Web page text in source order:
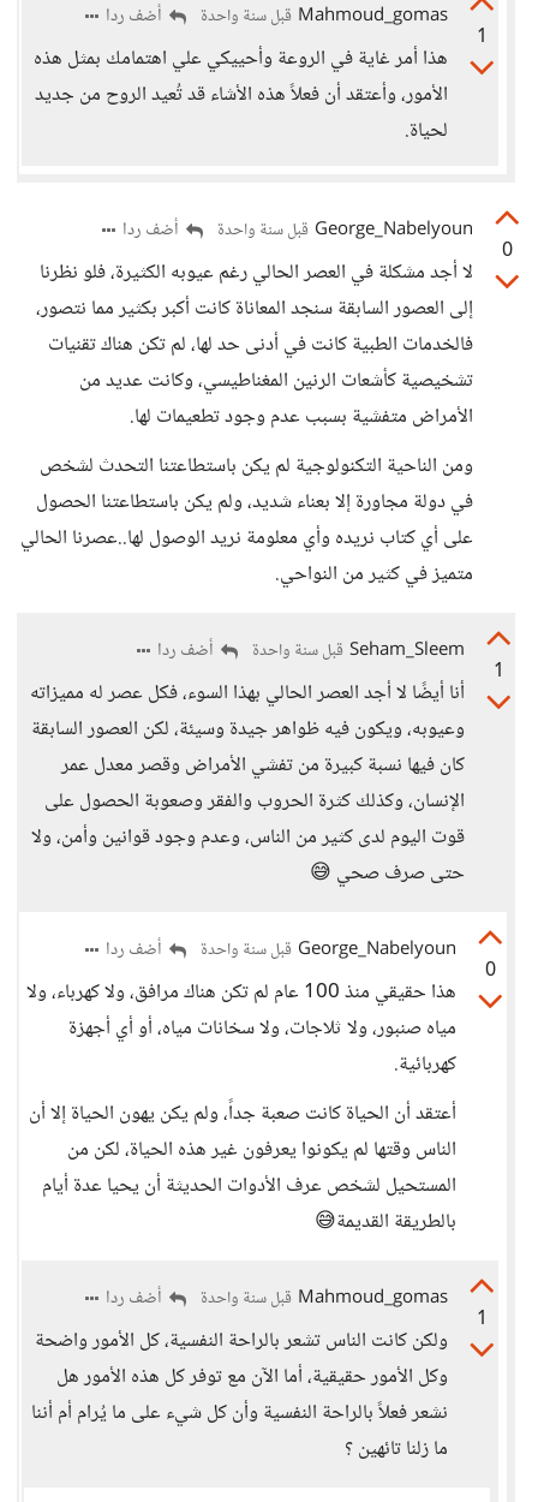
1
Mahmoud_gomas قبل سنة واحدة أضف ردا
هذا أمر غاية في الروعة وأحييكي علي اهتمامك بمثل هذه
الأمور، وأعتقد أن فعلاً هذه الأشاء قد تُعيد الروح من جديد
لحياة.
0
George_Nabelyoun قبل سنة واحدة أضف ردا
لا أجد مشكلة في العصر الحالي رغم عيوبه الكثيرة، فلو نظرنا
إلى العصور السابقة سنجد المعاناة كانت أكبر بكثير مما نتصور،
فالخدمات الطبية كانت في أدنى حد لها، لم تكن هناك تقنيات
تشخيصية كأشعات الرنين المغناطيسي، وكانت عديد من
الأمراض متفشية بسبب عدم وجود تطعيمات لها.
ومن الناحية التكنولوجية لم يكن باستطاعتنا التحدث لشخص
في دولة مجاورة إلا بعناء شديد، ولم يكن باستطاعتنا الحصول
على أي كتاب نريده وأي معلومة نريد الوصول لها..عصرنا الحالي
متميز في كثير من النواحي.
1
Seham_Sleem قبل سنة واحدة أضف ردا
أنا أيضًا لا أجد العصر الحالي بهذا السوء، فكل عصر له مميزاته
وعيوبه، ويكون فيه ظواهر جيدة وسيئة، لكن العصور السابقة
كان فيها نسبة كبيرة من تفشي الأمراض وقصر معدل عمر
الإنسان، وكذلك كثرة الحروب والفقر وصعوبة الحصول على
قوت اليوم لدى كثير من الناس، وعدم وجود قوانين وأمن، ولا
حتى صرف صحي 😅
0
George_Nabelyoun قبل سنة واحدة أضف ردا
هذا حقيقي منذ 100 عام لم تكن هناك مرافق، ولا كهرباء، ولا
مياه صنبور، ولا ثلاجات، ولا سخانات مياه، أو أي أجهزة
كهربائية.
أعتقد أن الحياة كانت صعبة جداً، ولم يكن يهون الحياة إلا أن
الناس وقتها لم يكونوا يعرفون غير هذه الحياة، لكن من
المستحيل لشخص عرف الأدوات الحديثة أن يحيا عدة أيام
بالطريقة القديمة😅
1
Mahmoud_gomas قبل سنة واحدة أضف ردا
ولكن كانت الناس تشعر بالراحة النفسية، كل الأمور واضحة
وكل الأمور حقيقية، أما الآن مع توفر كل هذه الأمور هل
نشعر فعلاً بالراحة النفسية وأن كل شيء على ما يُرام أم أننا
ما زلنا تائهين ؟